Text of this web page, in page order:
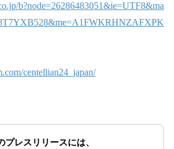
b?node=26286483051&ie=UTF8&ma
centellian24_japan/
プレスリリースには、